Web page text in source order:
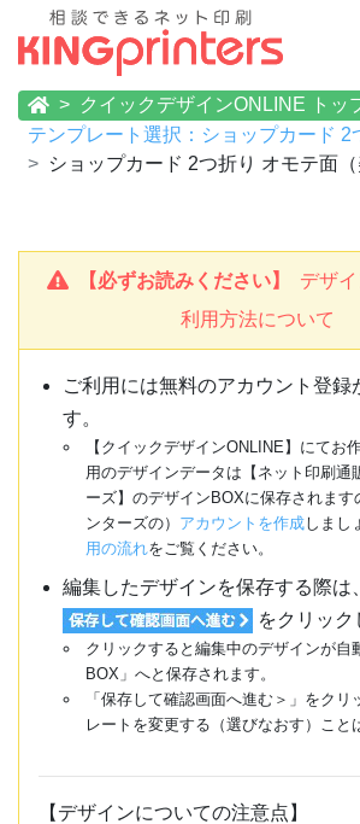
クイックデザインONLINE トッ
テンプレート選択：ショップカード 2
ショップカード 2つ折り オモテ面（
【必ずお読みください】
デザ
利用方法について
ご利用には無料のアカウント登録
す。
【クイックデザインONLINE】にてお
用のデザインデータは【ネット印刷通
ーズ】のデザインBOXに保存されます
ンターズの） アカウントを作成しまし
用の流れをご覧ください。
編集したデザインを保存する際は
をクリック
クリックすると編集中のデザインが自
BOX」へと保存されます。
「保存して確認画面へ進む＞」をク
レートを変更する（選びなおす）こと
【デザインについての注意点】